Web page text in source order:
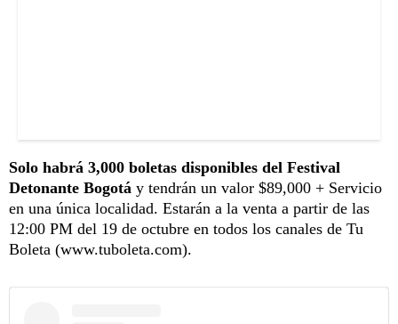
Solo habrá 3,000 boletas disponibles del Festival
Detonante Bogotá y tendrán un valor $89,000 + Servicio
en una única localidad. Estarán a la venta a partir de las
12:00 PM del 19 de octubre en todos los canales de Tu
Boleta (www.tuboleta.com).